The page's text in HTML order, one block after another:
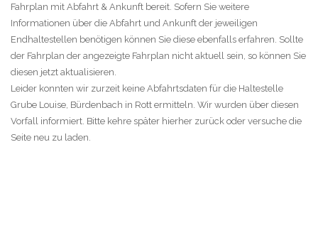
Fahrplan mit Abfahrt & Ankunft bereit. Sofern Sie weitere
Informationen über die Abfahrt und Ankunft der jeweiligen
Endhaltestellen benötigen können Sie diese ebenfalls erfahren. Sollte
der Fahrplan der angezeigte Fahrplan nicht aktuell sein, so können Sie
diesen jetzt aktualisieren.
Leider konnten wir zurzeit keine Abfahrtsdaten für die Haltestelle
Grube Louise, Bürdenbach in Rott ermitteln. Wir wurden über diesen
Vorfall informiert. Bitte kehre später hierher zurück oder versuche die
Seite neu zu laden.